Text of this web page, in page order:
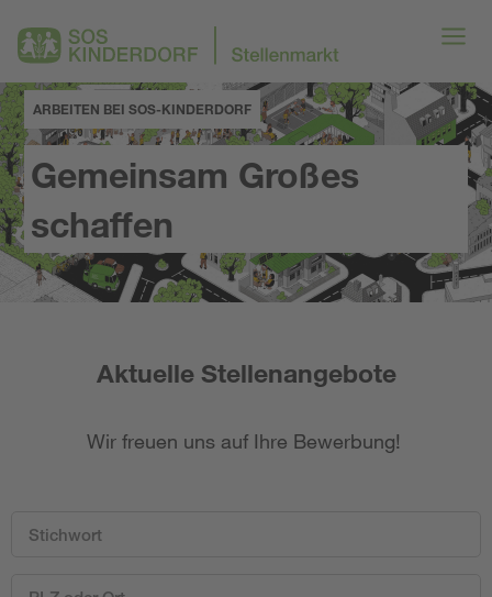
ARBEITEN BEI SOS-KINDERDORF
Gemeinsam Großes
schaffen
Aktuelle Stellenangebote
Wir freuen uns auf Ihre Bewerbung!